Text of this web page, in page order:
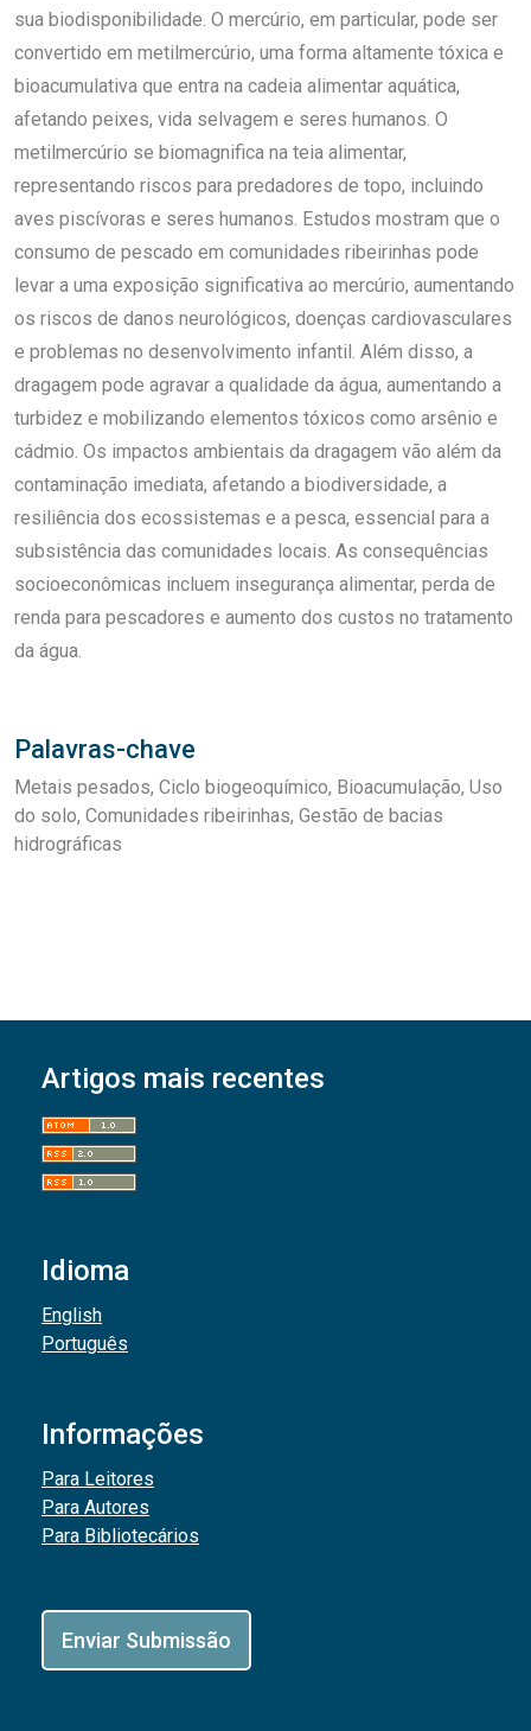
Palavras-chave
Metais pesados Ciclo biogeoquímico Bioacumulação Uso
do solo Comunidades ribeirinhas Gestão de bacias
hidrográficas
sua biodisponibilidade. O mercúrio, em particular, pode ser
convertido em metilmercúrio, uma forma altamente tóxica e
bioacumulativa que entra na cadeia alimentar aquática,
afetando peixes, vida selvagem e seres humanos. O
metilmercúrio se biomagnifica na teia alimentar,
representando riscos para predadores de topo, incluindo
aves piscívoras e seres humanos. Estudos mostram que o
consumo de pescado em comunidades ribeirinhas pode
levar a uma exposição significativa ao mercúrio, aumentando
os riscos de danos neurológicos, doenças cardiovasculares
e problemas no desenvolvimento infantil. Além disso, a
dragagem pode agravar a qualidade da água, aumentando a
turbidez e mobilizando elementos tóxicos como arsênio e
cádmio. Os impactos ambientais da dragagem vão além da
contaminação imediata, afetando a biodiversidade, a
resiliência dos ecossistemas e a pesca, essencial para a
subsistência das comunidades locais. As consequências
socioeconômicas incluem insegurança alimentar, perda de
renda para pescadores e aumento dos custos no tratamento
da água.
Artigos mais recentes
Idioma
English
Português
Informações
Para Leitores
Para Autores
Para Bibliotecários
Enviar Submissão